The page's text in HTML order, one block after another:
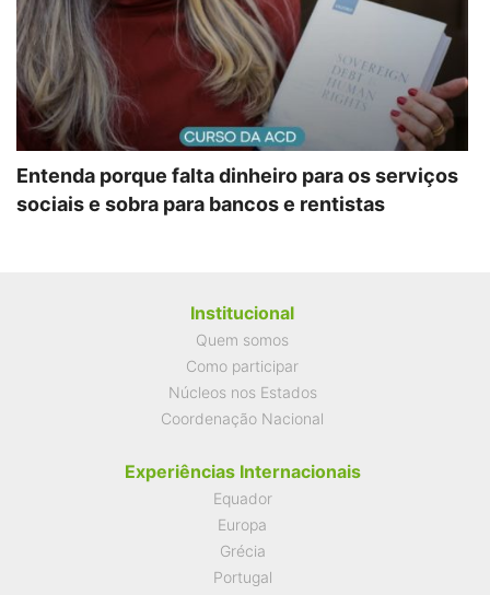
Entenda porque falta dinheiro para os serviços
sociais e sobra para bancos e rentistas
Institucional
Quem somos
Como participar
Núcleos nos Estados
Coordenação Nacional
Experiências Internacionais
Equador
Europa
Grécia
Portugal